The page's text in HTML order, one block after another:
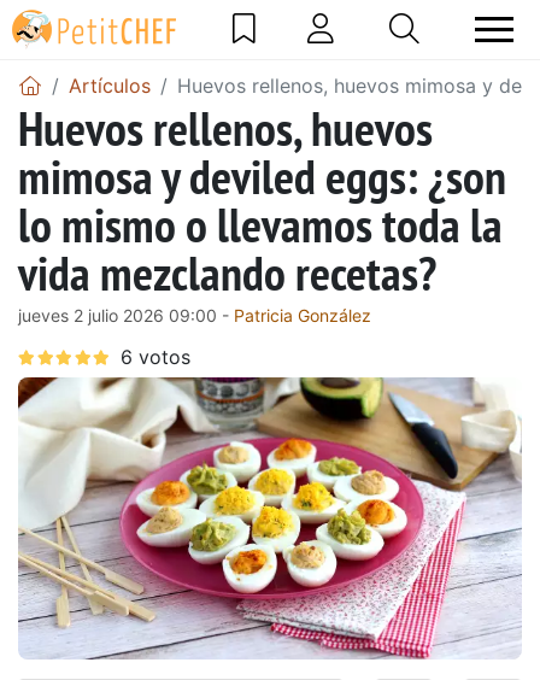
Artículos Huevos rellenos, huevos mimosa y
Huevos rellenos, huevos
mimosa y deviled eggs: ¿son
lo mismo o llevamos toda la
vida mezclando recetas?
jueves 2 julio 2026 09:00 - Patricia González